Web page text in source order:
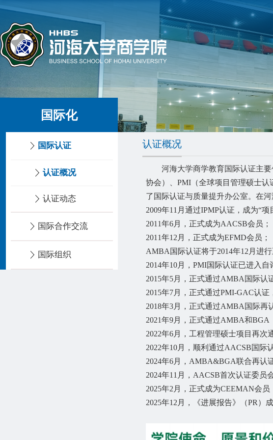
国际化
国际认证
认证概况
认证动态
国际合作交流
国际组织
认证概况
河海大学商学教育国际认证主要
协会）、PMI（全球项目管理硕士
了国际认证与质量提升办公室。在
2009年11月通过IPMP认证，成为“
2011年6月，正式成为AACSB会员；
2011年12月，正式成为EFMD会员；
AMBA国际认证将于2014年12月进行
2014年10月，PMI国际认证已进入自
2015年5月，正式通过AMBA国际认
2015年7月，正式通过PMI-GAC认
2018年3月，正式通过AMBA国际再
2021年9月，正式通过AMBA和
2022年6月，工程管理硕士项目再次
2022年10月，顺利通过AACSB国际
2024年6月，AMBA&BGA联合再认
2024年11月，AACSB首次认证委员
2025年2月，正式成为CEEMAN会
2025年12月，《进展报告》（PR）